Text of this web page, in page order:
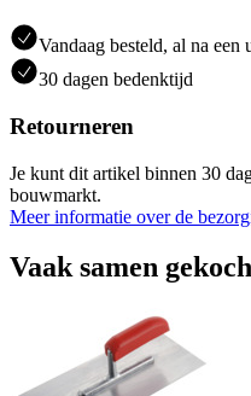
Vandaag besteld, al na
30 dagen bedenktijd
Retourneren
Je kunt dit artikel binnen 30
bouwmarkt.
Meer informatie over de
Vaak samen